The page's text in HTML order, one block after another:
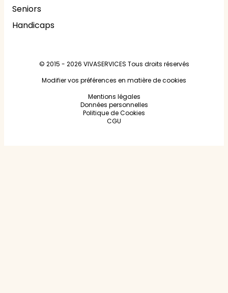
Seniors
Handicaps
© 2015 - 2026 VIVASERVICES Tous droits réservés
Modifier vos préférences en matière de cookies
Mentions légales
Données personnelles
Politique de Cookies
CGU